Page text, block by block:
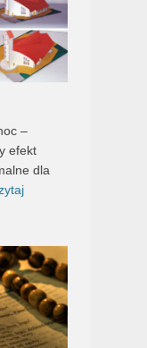
–
efekt
dla